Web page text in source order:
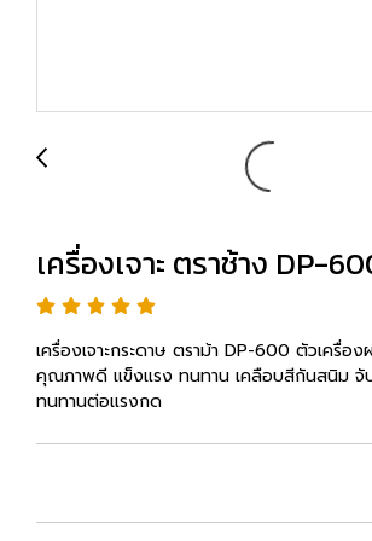
เครื่องเจาะ ตราช้าง DP-
เครื่องเจาะกระดาษ ตราม้า DP-600 ตัวเครื่อง
คุณภาพดี แข็งแรง ทนทาน เคลือบสีกันสนิม จั
ทนทานต่อแรงกด